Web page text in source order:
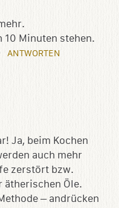
10 Minuten stehen.
ANTWORTEN
Ja, beim Kochen
auch mehr
zerstört bzw.
ätherischen Öle.
– andrücken